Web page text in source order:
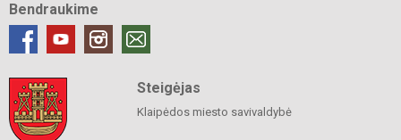
Bendraukime
Steigėjas
Klaipėdos miesto savivaldybė